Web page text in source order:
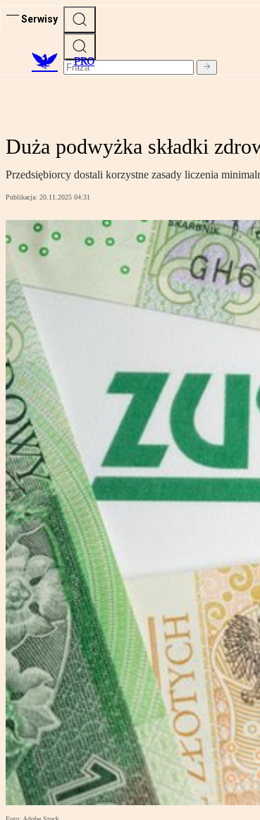
Serwisy
PRO
Duża podwyżka składki
Przedsiębiorcy dostali korzystne zasady liczenia
Publikacja: 20.11.2025 04:31